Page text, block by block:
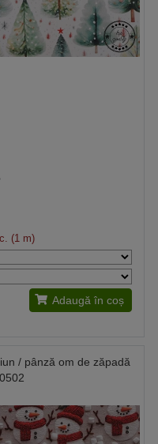
(1 m)
Adaugă în coș
/ pânză om de zăpadă